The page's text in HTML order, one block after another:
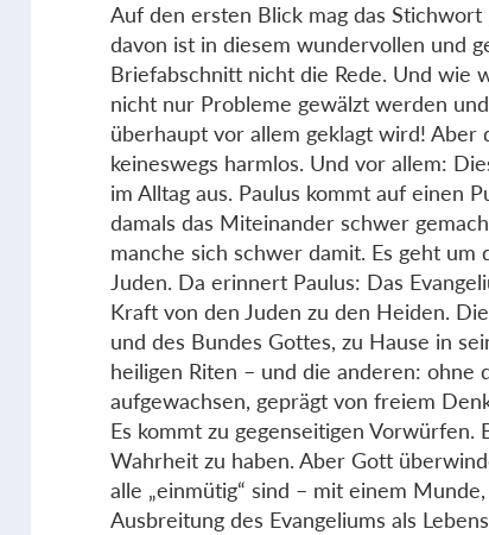
Auf den ersten Blick mag das
davon ist in diesem wundervollen und
Briefabschnitt nicht die Rede. Und wie
nicht nur Probleme gewälzt werden
überhaupt vor allem geklagt wird! Aber
keineswegs harmlos. Und vor allem:
im Alltag aus. Paulus kommt auf einen
damals das Miteinander schwer
manche sich schwer damit. Es geht
Juden. Da erinnert Paulus: Das
Kraft von den Juden zu den Heiden.
und des Bundes Gottes, zu Hause in
heiligen Riten – und die anderen: ohne
aufgewachsen, geprägt von freiem
Es kommt zu gegenseitigen Vorwürfen.
Wahrheit zu haben. Aber Gott
alle „einmütig“ sind – mit einem
Ausbreitung des Evangeliums als